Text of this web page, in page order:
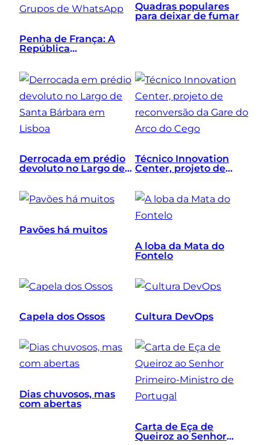
Penha de França: A
República
Quadras populares
para deixar de fumar
Derrocada em prédio
devoluto no Largo de
Técnico Innovation
Center, projeto de
Pavões há muitos
A loba da Mata do
Fontelo
Capela dos Ossos Cultura DevOps
Dias chuvosos, mas
com abertas
Carta de Eça de
Queiroz ao Senhor